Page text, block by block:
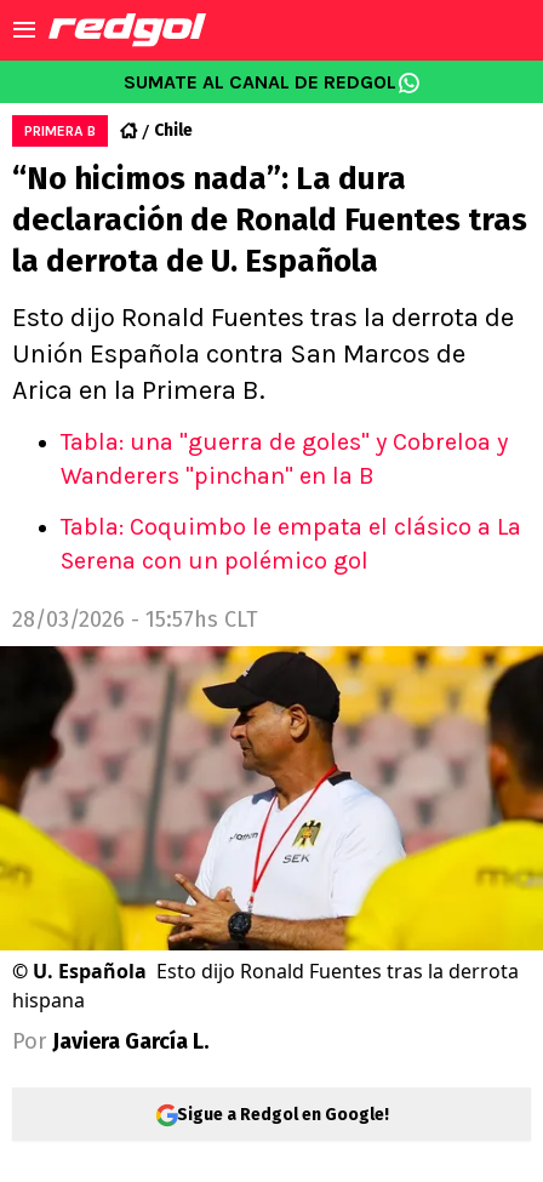
SUMATE AL CANAL DE REDGOL
PRIMERA B Chile
“No hicimos nada”: La dura
declaración de Ronald Fuentes tras
la derrota de U. Española
Esto dijo Ronald Fuentes tras la derrota de
Unión Española contra San Marcos de
Arica en la Primera B.
Tabla: una "guerra de goles" y Cobreloa y
Wanderers "pinchan" en la B
Tabla: Coquimbo le empata el clásico a La
Serena con un polémico gol
28/03/2026 - 15:57hs CLT
© U. Española Esto dijo Ronald Fuentes tras la derrota
hispana
Por Javiera García L.
Sigue a Redgol en Google!